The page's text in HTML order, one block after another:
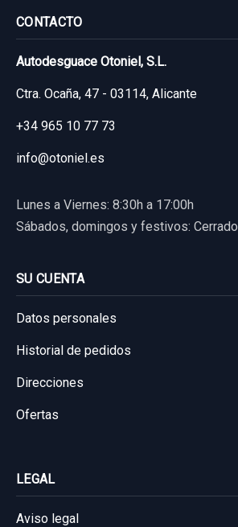
CONTACTO
Autodesguace Otoniel, S.L.
Ctra. Ocaña, 47 - 03114, Alicante
+34 965 10 77 73
info@otoniel.es
Lunes a Viernes: 8:30h a 17:00h
Sábados, domingos y festivos: Cerrado
SU CUENTA
Datos personales
Historial de pedidos
Direcciones
Ofertas
LEGAL
Aviso legal